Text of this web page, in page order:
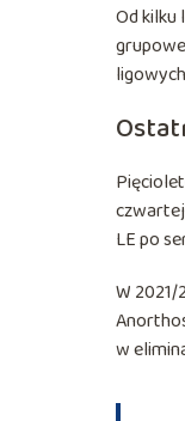
Od kilku
LE po
W
w